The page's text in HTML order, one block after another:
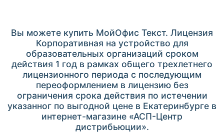
Вы можете купить МойОфис Текст. Лицензия
Корпоративная на устройство для
образовательных организаций сроком
действия 1 год в рамках общего трехлетнего
лицензионного периода с последующим
переоформлением в лицензию без
ограничения срока действия по истечении
указанног по выгодной цене в Екатеринбурге в
интернет-магазине «АСП-Центр
дистрибьюции».